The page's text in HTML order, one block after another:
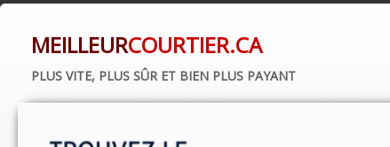
MEILLEURCOURTIER.CA
PLUS VITE, PLUS SÛR ET BIEN PLUS PAYANT